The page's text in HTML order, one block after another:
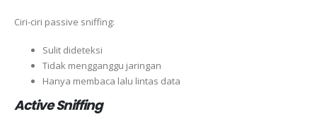
Ciri-ciri passive sniffing:
Sulit dideteksi
Tidak mengganggu jaringan
Hanya membaca lalu lintas data
Active Sniffing